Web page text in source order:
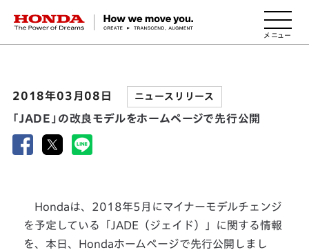
HONDA The Power of Dreams
2018年03月08日 ニュースリリース
「JADE」の改良モデルをホームページで先行公開
Hondaは、2018年5月にマイナーモデルチェンジ
を予定している「JADE（ジェイド）」に関する情報
を、本日、Hondaホームページで先行公開しまし